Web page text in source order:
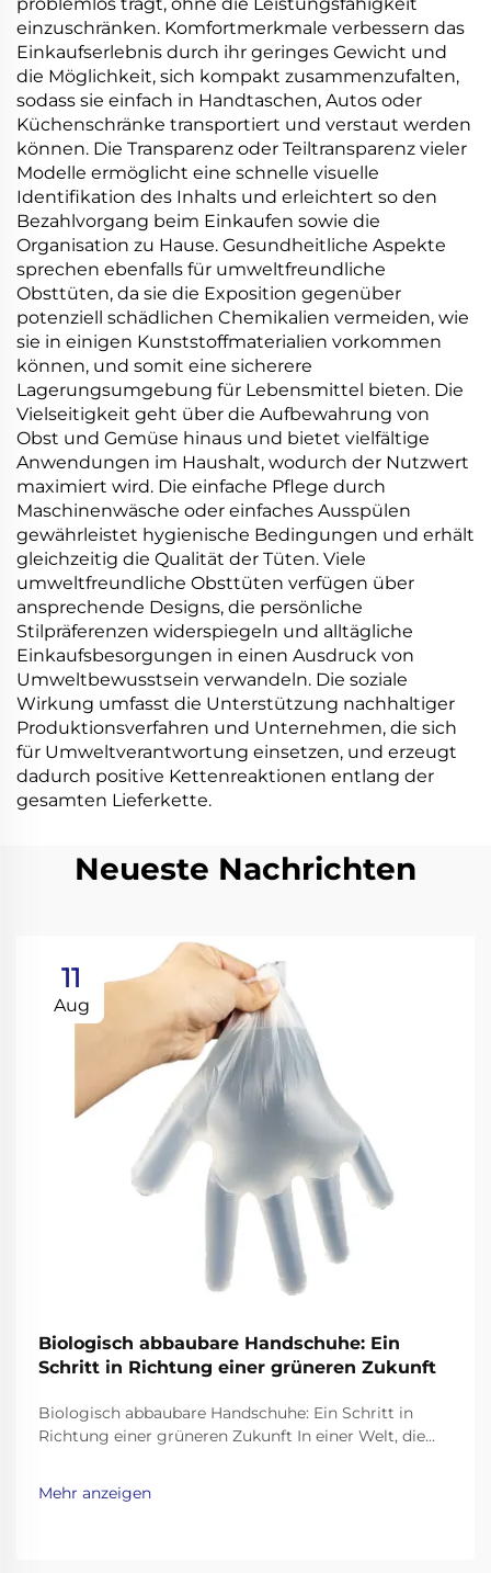
einzuschränken. Komfortmerkmale verbessern das
Einkaufserlebnis durch ihr geringes Gewicht und
die Möglichkeit, sich kompakt zusammenzufalten,
sodass sie einfach in Handtaschen, Autos oder
Küchenschränke transportiert und verstaut werden
können. Die Transparenz oder Teiltransparenz vieler
Modelle ermöglicht eine schnelle visuelle
Identifikation des Inhalts und erleichtert so den
Bezahlvorgang beim Einkaufen sowie die
Organisation zu Hause. Gesundheitliche Aspekte
sprechen ebenfalls für umweltfreundliche
Obsttüten, da sie die Exposition gegenüber
potenziell schädlichen Chemikalien vermeiden, wie
sie in einigen Kunststoffmaterialien vorkommen
können, und somit eine sicherere
Lagerungsumgebung für Lebensmittel bieten. Die
Vielseitigkeit geht über die Aufbewahrung von
Obst und Gemüse hinaus und bietet vielfältige
Anwendungen im Haushalt, wodurch der Nutzwert
maximiert wird. Die einfache Pflege durch
Maschinenwäsche oder einfaches Ausspülen
gewährleistet hygienische Bedingungen und erhält
gleichzeitig die Qualität der Tüten. Viele
umweltfreundliche Obsttüten verfügen über
ansprechende Designs, die persönliche
Stilpräferenzen widerspiegeln und alltägliche
Einkaufsbesorgungen in einen Ausdruck von
Umweltbewusstsein verwandeln. Die soziale
Wirkung umfasst die Unterstützung nachhaltiger
Produktionsverfahren und Unternehmen, die sich
für Umweltverantwortung einsetzen, und erzeugt
dadurch positive Kettenreaktionen entlang der
gesamten Lieferkette.
Neueste Nachrichten
11
Aug
Biologisch abbaubare Handschuhe: Ein
Schritt in Richtung einer grüneren Zukunft
Biologisch abbaubare Handschuhe: Ein Schritt in
Richtung einer grüneren Zukunft In einer Welt, die
wichtiger denn je, umweltfreundliche Alternativen zu
Alltagsprodukten zu finden. Einweghandschuhe, weit
Mehr anzeigen